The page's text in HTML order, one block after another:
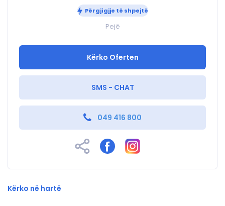
Përgjigjje të shpejtë
Pejë
Kërko Oferten
SMS - CHAT
049 416 800
Kërko në hartë